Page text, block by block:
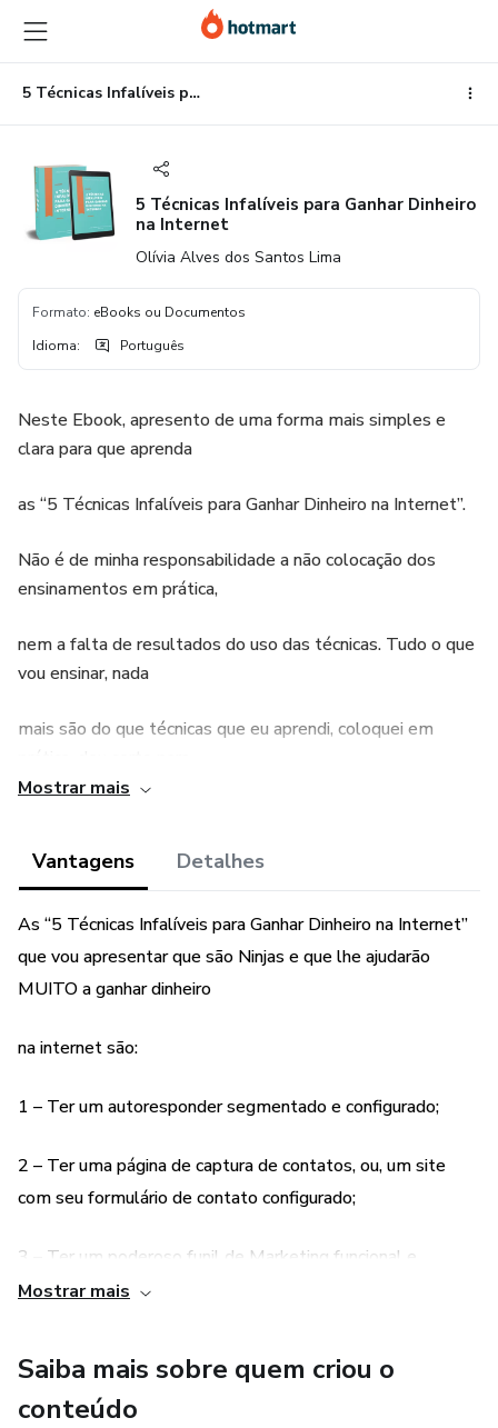
para
o
conteúdo
principal
para
o
pagamento
para
o
rodapé
5 Técnicas Infalíveis para Ganhar Dinheiro na Internet
5 Técnicas Infalíveis para Ganhar Dinheiro
na Internet
Olívia Alves dos Santos Lima
Formato: eBooks ou Documentos
Idioma: Português
Neste Ebook, apresento de uma forma mais simples e
clara para que aprenda
as “5 Técnicas Infalíveis para Ganhar Dinheiro na Internet”.
Não é de minha responsabilidade a não colocação dos
ensinamentos em prática,
nem a falta de resultados do uso das técnicas. Tudo o que
vou ensinar, nada
mais são do que técnicas que eu aprendi, coloquei em
vida tem mais sabor, se compartilharmos o que sabemos.
Leia, faça anotações e principalmente, coloque em prática!
Informação sem ação
é ilusão! Nunca se esqueça disto. Sem mais, desejo ótima
Mostrar mais
Vantagens Detalhes
As “5 Técnicas Infalíveis para Ganhar Dinheiro na Internet”
que vou apresentar que são Ninjas e que lhe ajudarão
MUITO a ganhar dinheiro
na internet são:
1 – Ter um autoresponder segmentado e configurado;
2 – Ter uma página de captura de contatos, ou, um site
com seu formulário de contato configurado;
3 – Ter um poderoso funil de Marketing funcional e
segmentado;
para propagar conteúdo de alta qualidade e criar seu nome
na internet;
Mostrar mais
Saiba mais sobre quem criou o
conteúdo